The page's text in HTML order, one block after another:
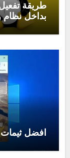
طريقة
بداخل نظام
افضل ثيمات